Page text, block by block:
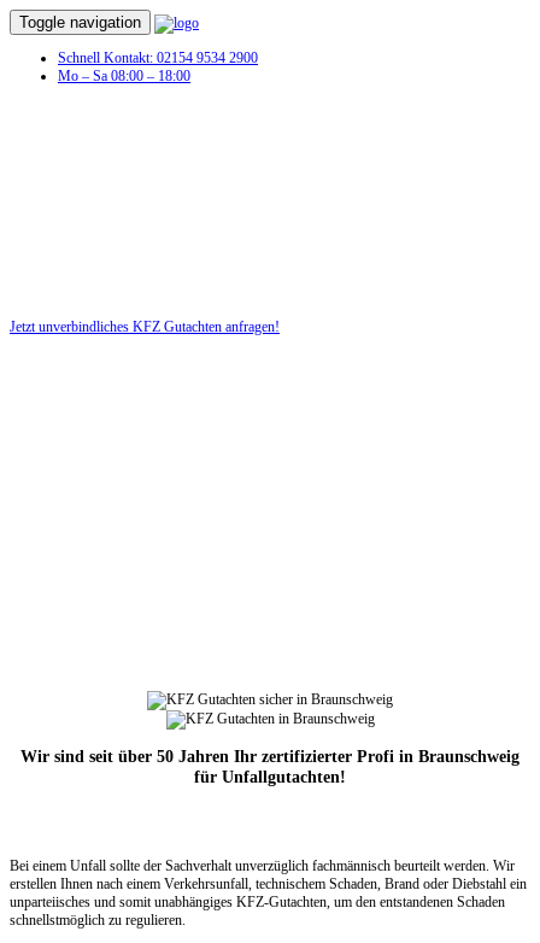
Toggle navigation
Schnell Kontakt: 02154 9534 2900
Mo – Sa 08:00 – 18:00
Jetzt unverbindliches KFZ Gutachten anfragen!
Wir sind seit über 50 Jahren Ihr zertifizierter Profi in Braunschweig
für Unfallgutachten!
Bei einem Unfall sollte der Sachverhalt unverzüglich fachmännisch beurteilt werden. Wir
erstellen Ihnen nach einem Verkehrsunfall, technischem Schaden, Brand oder Diebstahl ein
unparteiisches und somit unabhängiges KFZ-Gutachten, um den entstandenen Schaden
schnellstmöglich zu regulieren.